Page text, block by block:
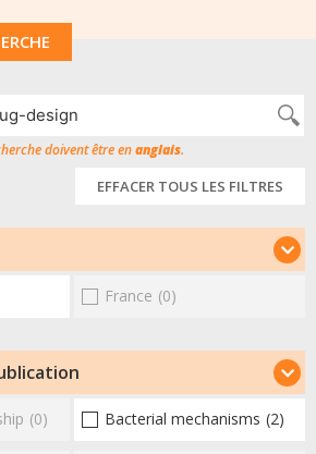
doivent être enanglais.
EFFACER TOUS LES FILTRES
France (0)
(0) Bacterial mechanisms (2)